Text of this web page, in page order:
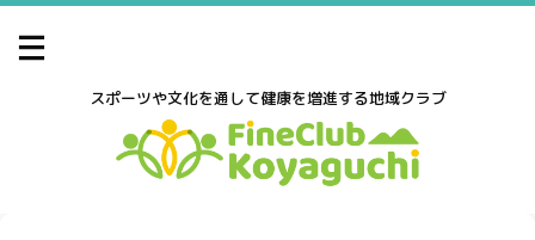
スポーツや文化を通して健康を増進する地域クラブ